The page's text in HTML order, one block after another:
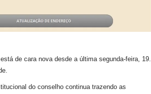
de cara nova desde a última segunda-feira, 19.
do conselho continua trazendo as